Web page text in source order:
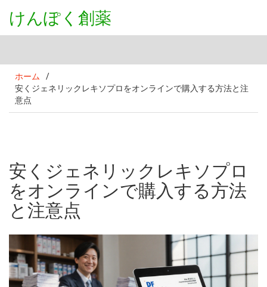
けんぽく創薬
ホーム /
安くジェネリックレキソプロをオンラインで購入する方法と注
意点
安くジェネリックレキソプロ
をオンラインで購入する方法
と注意点